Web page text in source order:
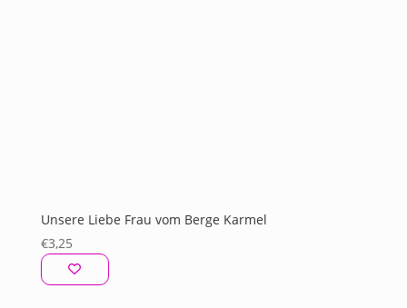
Unsere Liebe Frau vom Berge Karmel
€3,25